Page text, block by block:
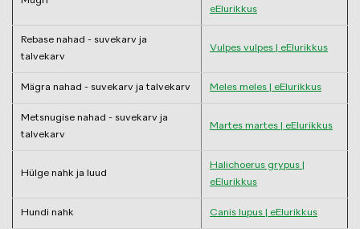
eElurikkus
Rebase nahad - suvekarv ja
talvekarv
Vulpes vulpes | eElurikkus
Mägra nahad - suvekarv ja talvekarv Meles meles | eElurikkus
Metsnugise nahad - suvekarv ja
talvekarv
Martes martes | eElurikkus
Hülge nahk ja luud
Halichoerus grypus |
eElurikkus
Hundi nahk Canis lupus | eElurikkus